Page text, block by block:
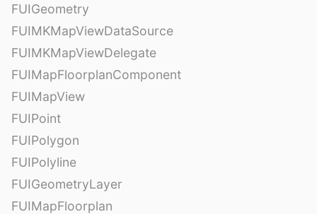
FUIGeometry
FUIMKMapViewDataSource
FUIMKMapViewDelegate
FUIMapFloorplanComponent
FUIMapView
FUIPoint
FUIPolygon
FUIPolyline
FUIGeometryLayer
FUIMapFloorplan